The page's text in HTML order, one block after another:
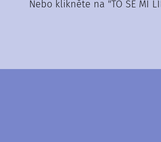
Nebo klikněte na "TO SE MI